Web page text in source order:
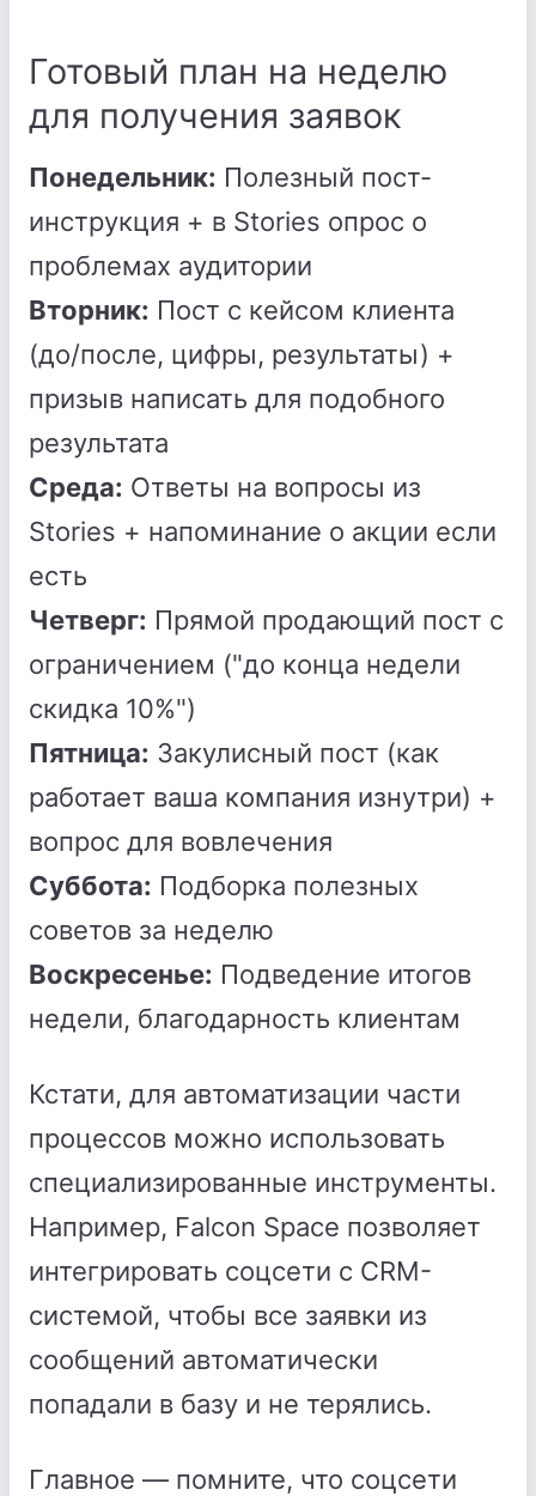
Готовый план на неделю
для получения заявок
Понедельник: Полезный пост-
инструкция + в Stories опрос о
проблемах аудитории
Вторник: Пост с кейсом клиента
(до/после, цифры, результаты) +
призыв написать для подобного
результата
Среда: Ответы на вопросы из
Stories + напоминание о акции если
есть
Четверг: Прямой продающий пост с
ограничением ("до конца недели
скидка 10%")
Пятница: Закулисный пост (как
работает ваша компания изнутри) +
вопрос для вовлечения
Суббота: Подборка полезных
советов за неделю
Воскресенье: Подведение итогов
недели, благодарность клиентам
Кстати, для автоматизации части
процессов можно использовать
специализированные инструменты.
Например, Falcon Space позволяет
интегрировать соцсети с CRM-
системой, чтобы все заявки из
сообщений автоматически
попадали в базу и не терялись.
Главное — помните, что соцсети